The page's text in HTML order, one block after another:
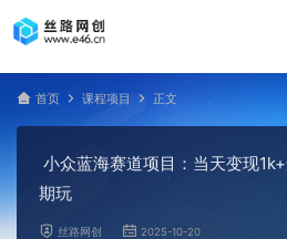
首页 课程项目 正文
小众蓝海赛道项目：当天变现
期玩
丝路网创 2025-10-20